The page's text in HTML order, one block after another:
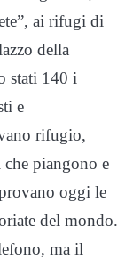
ai rifugi di
della
stati 140 i
e
rifugio,
piangono e
oggi le
del mondo.
ma il